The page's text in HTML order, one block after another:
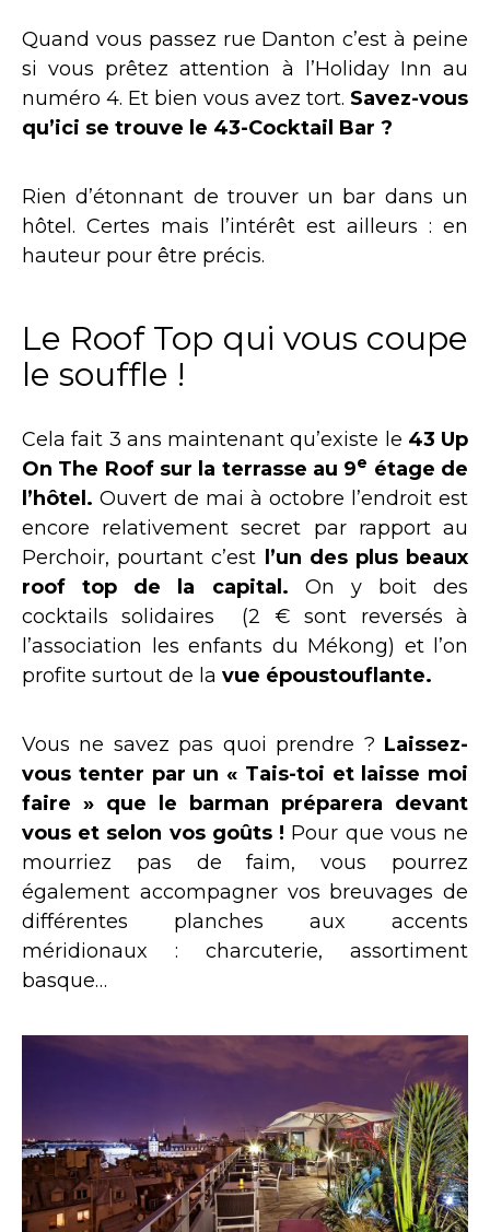
Quand vous passez rue Danton c’est à peine
si vous prêtez attention à l’Holiday Inn au
numéro 4. Et bien vous avez tort. Savez-vous
qu’ici se trouve le 43-Cocktail Bar ?
Rien d’étonnant de trouver un bar dans un
hôtel. Certes mais l’intérêt est ailleurs : en
hauteur pour être précis.
Le Roof Top qui vous coupe
le souffle !
Cela fait 3 ans maintenant qu’existe le 43 Up
On The Roof sur la terrasse au 9e étage de
l’hôtel. Ouvert de mai à octobre l’endroit est
encore relativement secret par rapport au
Perchoir, pourtant c’est l’un des plus beaux
roof top de la capital. On y boit des
cocktails solidaires (2 € sont reversés à
l’association les enfants du Mékong) et l’on
profite surtout de la vue époustouflante.
Vous ne savez pas quoi prendre ? Laissez-
vous tenter par un « Tais-toi et laisse moi
faire » que le barman préparera devant
vous et selon vos goûts ! Pour que vous ne
mourriez pas de faim, vous pourrez
également accompagner vos breuvages de
différentes planches aux accents
méridionaux : charcuterie, assortiment
basque…